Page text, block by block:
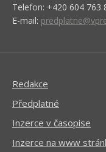
Telefon: +420 604 763
E-mail:
Redakce
Předplatné
Inzerce v časopise
Inzerce na www